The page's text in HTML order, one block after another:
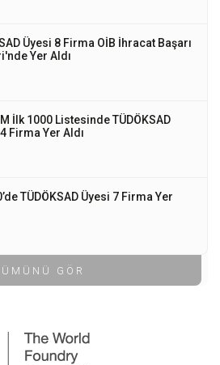
Üyesi 8 Firma OİB İhracat Başarı
Yer Aldı
İlk 1000 Listesinde TÜDÖKSAD
Firma Yer Aldı
TÜDÖKSAD Üyesi 7 Firma Yer
GÖR